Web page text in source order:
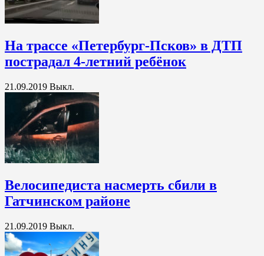
На трассе «Петербург-Псков» в ДТП
пострадал 4-летний ребёнок
21.09.2019 Выкл.
Велосипедиста насмерть сбили в
Гатчинском районе
21.09.2019 Выкл.